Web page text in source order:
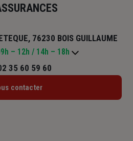
76230 BOIS GUILLAUME
Ouvert 09h – 12h / 14h – 18h
09h – 12h / 14h – 18h
35 60 59 60
contacter